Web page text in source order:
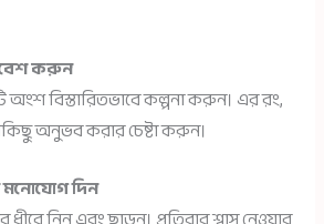
করুন
অংশ বিস্তারিতভাবে কল্পনা করুন। এর রং,
অনুভব করার চেষ্টা করুন।
মনোযোগ দিন